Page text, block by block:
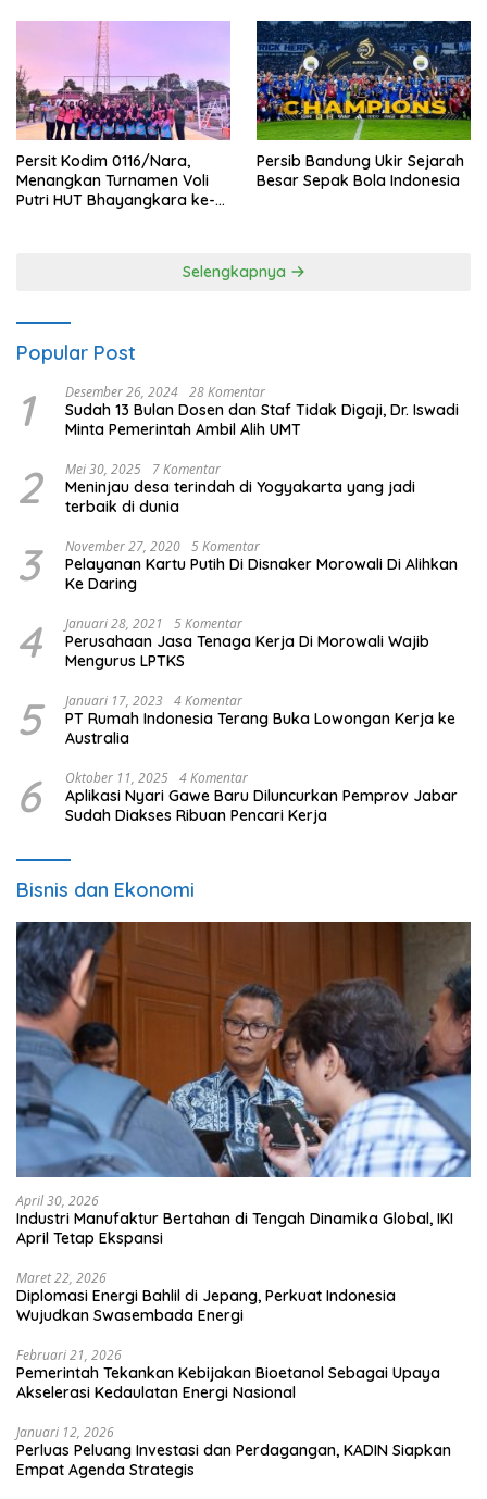
Persit Kodim 0116/Nara,
Menangkan Turnamen Voli
Putri HUT Bhayangkara ke-
Persib Bandung Ukir Sejarah
Besar Sepak Bola Indonesia
Selengkapnya
Popular Post
1 Desember 26, 2024 28 Komentar
Sudah 13 Bulan Dosen dan Staf Tidak Digaji, Dr. Iswadi
Minta Pemerintah Ambil Alih UMT
2 Mei 30, 2025 7 Komentar
Meninjau desa terindah di Yogyakarta yang jadi
terbaik di dunia
3 November 27, 2020 5 Komentar
Pelayanan Kartu Putih Di Disnaker Morowali Di Alihkan
Ke Daring
4 Januari 28, 2021 5 Komentar
Perusahaan Jasa Tenaga Kerja Di Morowali Wajib
Mengurus LPTKS
5 Januari 17, 2023 4 Komentar
PT Rumah Indonesia Terang Buka Lowongan Kerja ke
Australia
6 Oktober 11, 2025 4 Komentar
Aplikasi Nyari Gawe Baru Diluncurkan Pemprov Jabar
Sudah Diakses Ribuan Pencari Kerja
Bisnis dan Ekonomi
April 30, 2026
Industri Manufaktur Bertahan di Tengah Dinamika Global, IKI
April Tetap Ekspansi
Maret 22, 2026
Diplomasi Energi Bahlil di Jepang, Perkuat Indonesia
Wujudkan Swasembada Energi
Februari 21, 2026
Pemerintah Tekankan Kebijakan Bioetanol Sebagai Upaya
Akselerasi Kedaulatan Energi Nasional
Januari 12, 2026
Perluas Peluang Investasi dan Perdagangan, KADIN Siapkan
Empat Agenda Strategis